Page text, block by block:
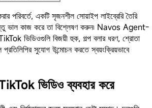
পরিবর্তে, একটি সৃজনশীল সোয়াইপ লাইব্রেরি তৈরি
ভাল কাজ করে তা বিশ্লেষণ করুন৷ Navos Agent-
ভিডিওগুলি বিজয়ী হুক, গল্প বলার ধরণ, শ্রোতা
সুযোগ উন্মোচন করতে স্বয়ংক্রিয়ভাবে
TikTok ভিডিও ব্যবহার করে